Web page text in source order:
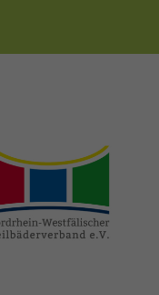
heilbaeder.de